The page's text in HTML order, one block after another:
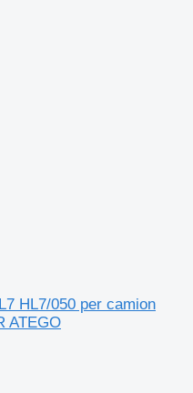
HL7/050 per camion
ATEGO